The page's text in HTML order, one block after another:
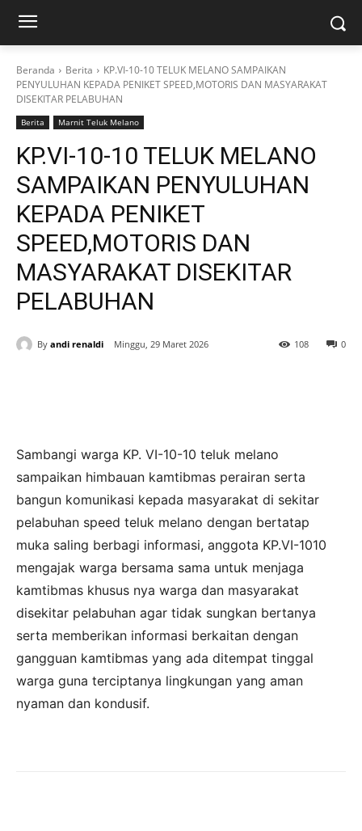
Beranda Berita
KP.VI-10-10 TELUK MELANO SAMPAIKAN
PENYULUHAN KEPADA PENIKET SPEED,MOTORIS DAN MASYARAKAT
DISEKITAR PELABUHAN
Berita Marnit Teluk Melano
KP.VI-10-10 TELUK MELANO
SAMPAIKAN PENYULUHAN
KEPADA PENIKET
SPEED,MOTORIS DAN
MASYARAKAT DISEKITAR
PELABUHAN
By andi renaldi Minggu, 29 Maret 2026 0
108
Sambangi warga KP. VI-10-10 teluk melano
sampaikan himbauan kamtibmas perairan serta
bangun komunikasi kepada masyarakat di sekitar
pelabuhan speed teluk melano dengan bertatap
muka saling berbagi informasi, anggota KP.VI-1010
mengajak warga bersama sama untuk menjaga
kamtibmas khusus nya warga dan masyarakat
disekitar pelabuhan agar tidak sungkan bertanya
serta memberikan informasi berkaitan dengan
gangguan kamtibmas yang ada ditempat tinggal
warga guna terciptanya lingkungan yang aman
nyaman dan kondusif.